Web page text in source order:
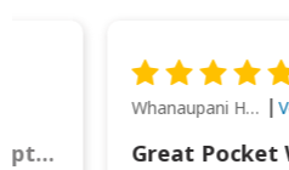
This was wonderful option to a family of four. Everything worked smoothly.
Whanaupani Henry Joseph Macown